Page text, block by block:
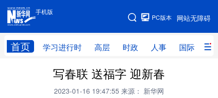
手机版
网站无障碍
PC版本
首页 学习进行时 高层 时政 人事 国际 财
手机版
网站地图
高层 时政
财经 网评
写春联 送福字 迎新春
2023-01-16 19:47:55 来源： 新华网